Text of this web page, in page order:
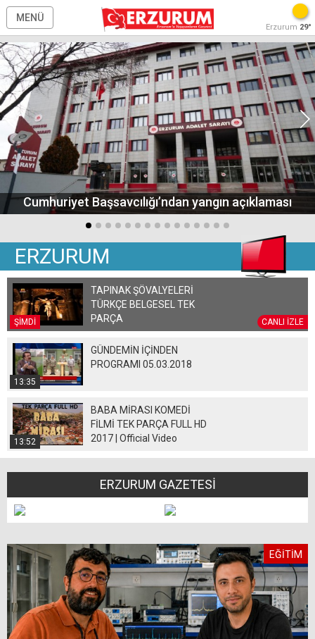
MENÜ
Erzurum 29°
Cumhuriyet Başsavcılığı’ndan yangın açıklaması
ERZURUM
ŞİMDİ CANLI İZLE
TAPINAK ŞÖVALYELERİ
TÜRKÇE BELGESEL TEK
PARÇA
13:35
GÜNDEMİN İÇİNDEN
PROGRAMI 05.03.2018
13:52
BABA MİRASI KOMEDİ
FİLMİ TEK PARÇA FULL HD
2017 | Official Video
ERZURUM GAZETESİ
EĞİTİM